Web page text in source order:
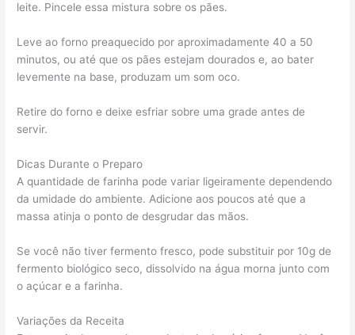
leite. Pincele essa mistura sobre os pães.
Leve ao forno preaquecido por aproximadamente 40 a 50
minutos, ou até que os pães estejam dourados e, ao bater
levemente na base, produzam um som oco.
Retire do forno e deixe esfriar sobre uma grade antes de
servir.
Dicas Durante o Preparo
A quantidade de farinha pode variar ligeiramente dependendo
da umidade do ambiente. Adicione aos poucos até que a
massa atinja o ponto de desgrudar das mãos.
Se você não tiver fermento fresco, pode substituir por 10g de
fermento biológico seco, dissolvido na água morna junto com
o açúcar e a farinha.
Variações da Receita